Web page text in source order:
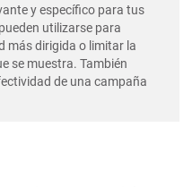
y específico para tus
utilizarse para
más dirigida o limitar la
se muestra. También
de una campaña